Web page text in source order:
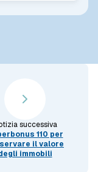
successiva
110 per
il valore
immobili